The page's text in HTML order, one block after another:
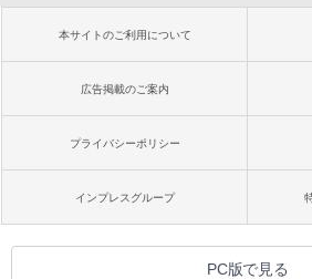
本サイトのご利用について
広告掲載のご案内
プライバシーポリシー
インプレスグループ
PC版で見る